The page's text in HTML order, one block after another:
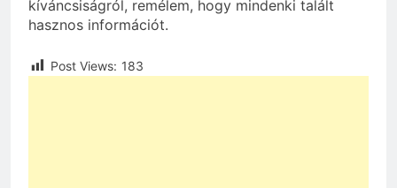
kíváncsiságról, remélem, hogy mindenki talált
hasznos információt.
Post Views: 183